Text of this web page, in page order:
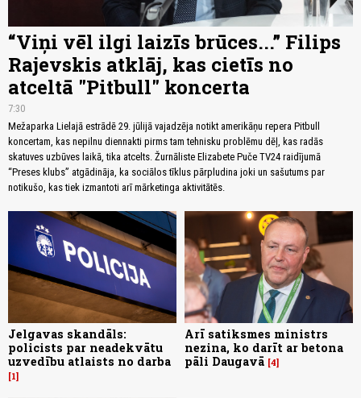
“Viņi vēl ilgi laizīs brūces...” Filips
Rajevskis atklāj, kas cietīs no
atceltā "Pitbull" koncerta
7:30
Mežaparka Lielajā estrādē 29. jūlijā vajadzēja notikt amerikāņu repera Pitbull
koncertam, kas nepilnu diennakti pirms tam tehnisku problēmu dēļ, kas radās
skatuves uzbūves laikā, tika atcelts. Žurnāliste Elizabete Puče TV24 raidījumā
“Preses klubs” atgādināja, ka sociālos tīklus pārpludina joki un sašutums par
notikušo, kas tiek izmantoti arī mārketinga aktivitātēs.
Jelgavas skandāls:
policists par neadekvātu
uzvedību atlaists no darba
1
Arī satiksmes ministrs
nezina, ko darīt ar betona
pāli Daugavā 4